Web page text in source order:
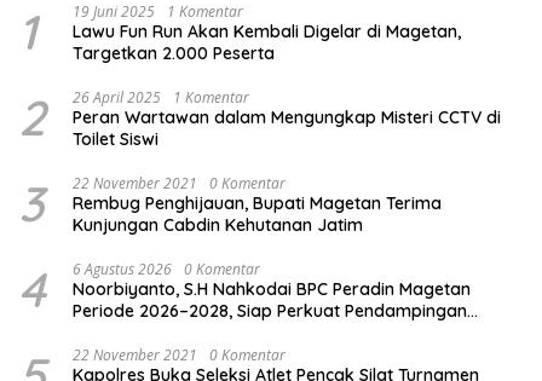
1 19 Juni 2025 1 Komentar
Lawu Fun Run Akan Kembali Digelar di Magetan,
Targetkan 2.000 Peserta
2 26 April 2025 1 Komentar
Peran Wartawan dalam Mengungkap Misteri CCTV di
Toilet Siswi
3 22 November 2021 0 Komentar
Rembug Penghijauan, Bupati Magetan Terima
Kunjungan Cabdin Kehutanan Jatim
4 6 Agustus 2026 0 Komentar
Noorbiyanto, S.H Nahkodai BPC Peradin Magetan
Periode 2026–2028, Siap Perkuat Pendampingan
22 November 2021 0 Komentar
Kapolres Buka Seleksi Atlet Pencak Silat Turnamen